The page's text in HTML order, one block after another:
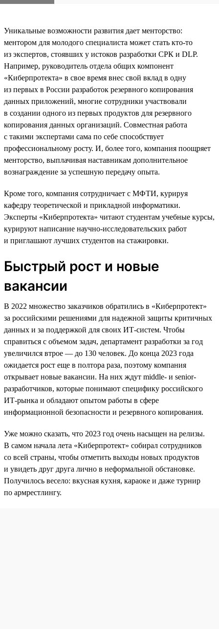
Уникальные возможности развития дает менторство:
ментором для молодого специалиста может стать кто-то
из экспертов, стоявших у истоков разработки СРК и DLP.
Например, руководитель отдела общих компонент
«Киберпротекта» в свое время внес свой вклад в одну
из первых в России разработок резервного копирования
данных приложений, многие сотрудники участвовали
в создании одного из первых продуктов для резервного
копирования данных организаций. Совместная работа
с такими экспертами сама по себе способствует
профессиональному росту. И, более того, компания поощряет
менторство, выплачивая наставникам дополнительное
вознаграждение за успешную передачу опыта.
Кроме того, компания сотрудничает с МФТИ, курируя
кафедру теоретической и прикладной информатики.
Эксперты «Киберпротекта» читают студентам учебные курсы,
курируют написание научно-исследовательских работ
и приглашают лучших студентов на стажировки.
Быстрый рост и новые
вакансии
В 2022 множество заказчиков обратились в «Киберпротект»
за российскими решениями для надежной защиты критичных
данных и за поддержкой для своих ИТ-систем. Чтобы
справиться с объемом задач, департамент разработки за год
увеличился втрое — до 130 человек. До конца 2023 года
ожидается рост еще в полтора раза, поэтому компания
открывает новые вакансии. На них ждут middle- и senior-
разработчиков, которые понимают специфику российского
ИТ-рынка и обладают опытом работы в сфере
информационной безопасности и резервного копирования.
Уже можно сказать, что 2023 год очень насыщен на релизы.
В самом начала лета «Киберпротект» собирал сотрудников
со всей страны, чтобы отметить выходы новых продуктов
и увидеть друг друга лично в неформальной обстановке.
Получилось весело: вкусная кухня, караоке и даже турнир
по армрестлингу.